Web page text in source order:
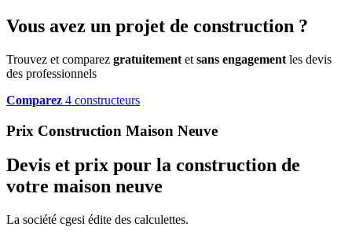
Vous avez un projet de construction ?
Trouvez et comparez gratuitement et sans engagement les devis
des professionnels
Comparez 4 constructeurs
Prix Construction Maison Neuve
Devis et prix pour la construction de
votre maison neuve
La société cgesi édite des calculettes.